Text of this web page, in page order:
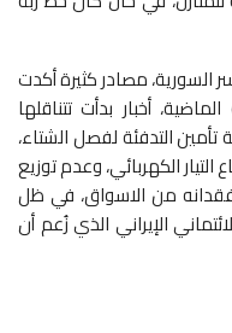
السورية، مصادر كثيرة أكدت
أخبار بدأت تتناقلها
التدفئة لفصل الشتاء،
الكهربائي، وعدم توزيع
من الاسواق، في ظل
الإيراني الذي زُعم أن